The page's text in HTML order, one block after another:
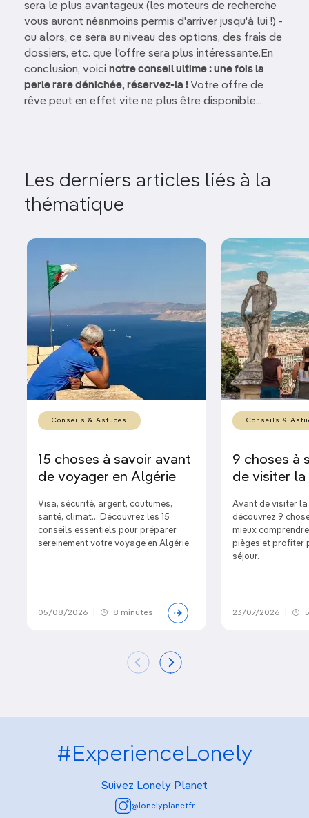
sera le plus avantageux (les moteurs de recherche
vous auront néanmoins permis d'arriver jusqu'à lui !) -
ou alors, ce sera au niveau des options, des frais de
dossiers, etc. que l'offre sera plus intéressante.En
conclusion, voici notre conseil ultime : une fois la
perle rare dénichée, réservez-la ! Votre offre de
rêve peut en effet vite ne plus être disponible...
Les derniers articles liés à la
thématique
Conseils & Astuces
15 choses à savoir avant
de voyager en Algérie
Visa, sécurité, argent, coutumes,
santé, climat… Découvrez les 15
conseils essentiels pour préparer
sereinement votre voyage en Algérie.
05/08/2026 8 minutes
Conseils &
9 choses à
de visiter la
Avant de visiter la
découvrez 9
mieux
pièges et profiter
séjour.
23/07/2026
#ExperienceLonely
Suivez Lonely Planet
@lonelyplanetfr